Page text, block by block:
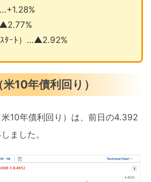
ｽﾀｰﾄ）…▲2.92%
10年債利回り）
10年債利回り）は、前日の4.392
ました。